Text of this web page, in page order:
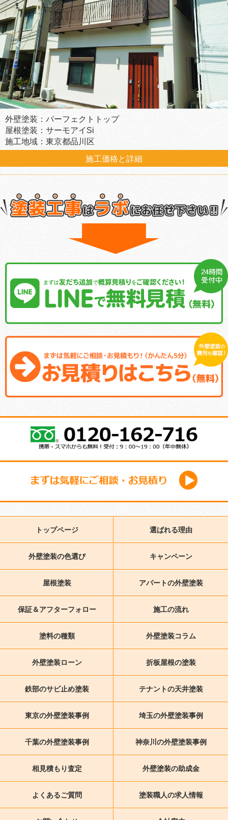
外壁塗装：パーフェクトトップ
屋根塗装：サーモアイSi
施工地域：東京都品川区
施工価格と詳細
トップページ 選ばれる理由
外壁塗装の色選び キャンペーン
屋根塗装 アパートの外壁塗装
保証＆アフターフォロー 施工の流れ
塗料の種類 外壁塗装コラム
外壁塗装ローン 折板屋根の塗装
鉄部のサビ止め塗装 テナントの天井塗装
東京の外壁塗装事例 埼玉の外壁塗装事例
千葉の外壁塗装事例 神奈川の外壁塗装事例
相見積もり査定 外壁塗装の助成金
よくあるご質問 塗装職人の求人情報